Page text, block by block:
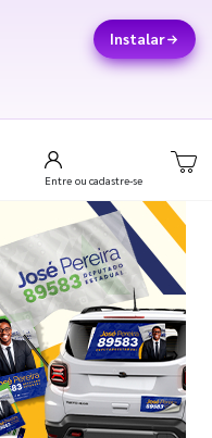
Instalar
Entre ou cadastre-se
Next